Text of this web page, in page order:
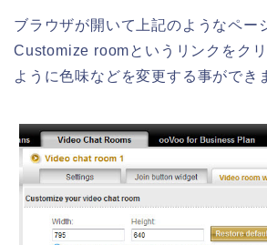
ブラウザが開いて上記のようなペー
Customize roomというリンクをク
ように色味などを変更する事ができ